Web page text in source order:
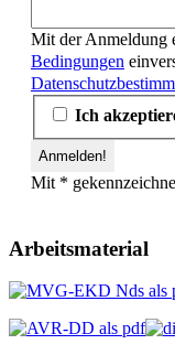
Mit der Anmeldung
Bedingungen
Ich
Mit *
Arbeitsmaterial